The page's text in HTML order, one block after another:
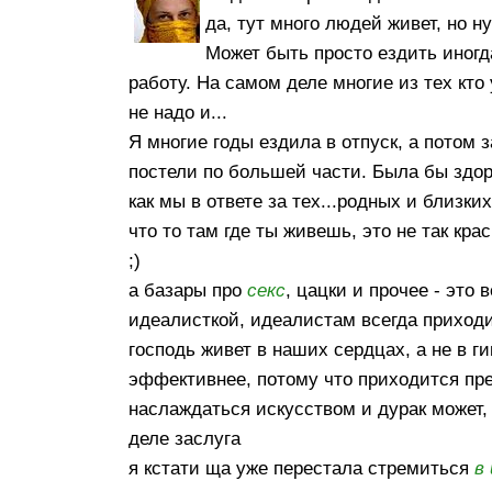
да, тут много людей живет, но
Может быть просто ездить
работу. На самом деле многие из тех
не надо и...
Я многие годы ездила в отпуск, а потом
постели по большей части. Была бы
как мы в ответе за тех...родных и
что то там где ты живешь, это не так
;)
а базары просекс, цацки и прочее - это
идеалисткой, идеалистам всегда
господь живет в наших сердцах, а не в
эффективнее, потому что приходится
наслаждаться искусством и дурак
деле заслуга
я кстати ща уже перестала стремитьсяв